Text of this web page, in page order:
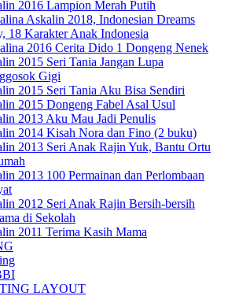
2016 Lampion Merah Putih
Askalin 2018, Indonesian Dreams
18 Karakter Anak Indonesia
2016 Cerita Dido 1 Dongeng Nenek
2015 Seri Tania Jangan Lupa
Gigi
2015 Seri Tania Aku Bisa Sendiri
2015 Dongeng Fabel Asal Usul
2013 Aku Mau Jadi Penulis
2014 Kisah Nora dan Fino (2 buku)
2013 Seri Anak Rajin Yuk, Bantu Ortu
2013 100 Permainan dan Perlombaan
2012 Seri Anak Rajin Bersih-bersih
di Sekolah
2011 Terima Kasih Mama
LAYOUT